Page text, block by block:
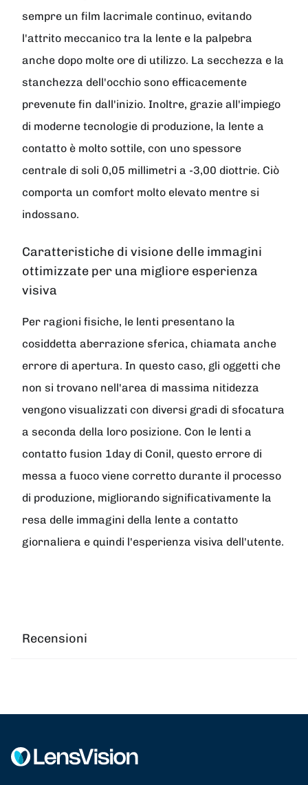
sempre un film lacrimale continuo, evitando
l'attrito meccanico tra la lente e la palpebra
anche dopo molte ore di utilizzo. La secchezza e la
stanchezza dell'occhio sono efficacemente
prevenute fin dall'inizio. Inoltre, grazie all'impiego
di moderne tecnologie di produzione, la lente a
contatto è molto sottile, con uno spessore
centrale di soli 0,05 millimetri a -3,00 diottrie. Ciò
comporta un comfort molto elevato mentre si
indossano.
Caratteristiche di visione delle immagini
ottimizzate per una migliore esperienza
visiva
Per ragioni fisiche, le lenti presentano la
cosiddetta aberrazione sferica, chiamata anche
errore di apertura. In questo caso, gli oggetti che
non si trovano nell'area di massima nitidezza
vengono visualizzati con diversi gradi di sfocatura
a seconda della loro posizione. Con le lenti a
contatto fusion 1day di Conil, questo errore di
messa a fuoco viene corretto durante il processo
di produzione, migliorando significativamente la
resa delle immagini della lente a contatto
giornaliera e quindi l'esperienza visiva dell'utente.
Recensioni